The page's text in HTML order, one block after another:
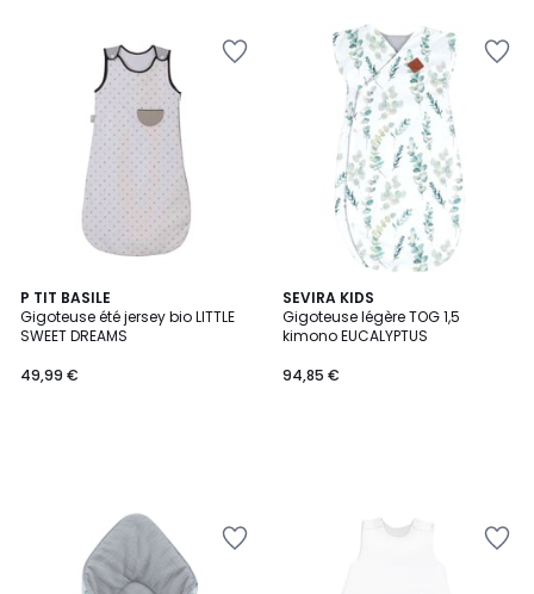
P TIT BASILE
Gigoteuse été jersey bio LITTLE
SWEET DREAMS
49,99 €
SEVIRA KIDS
Gigoteuse légère TOG 1,5
kimono EUCALYPTUS
94,85 €